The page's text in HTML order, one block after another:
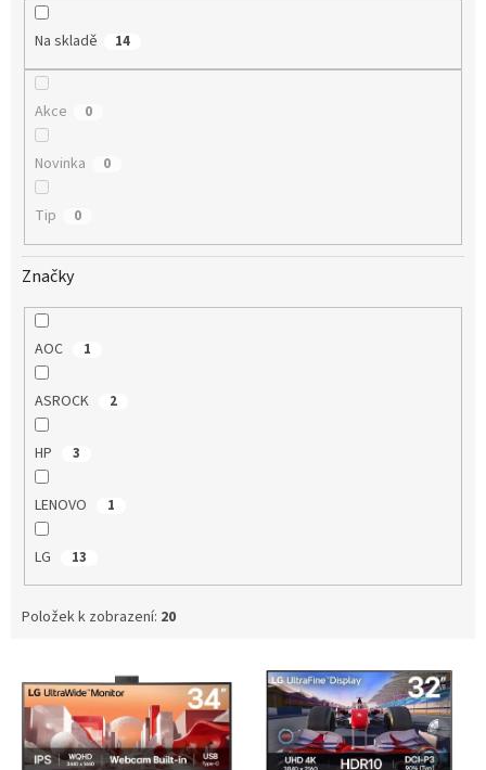
Na skladě 14
Akce 0
Novinka 0
Tip 0
Značky
AOC 1
ASROCK 2
HP 3
LENOVO 1
LG 13
Položek k zobrazení: 20